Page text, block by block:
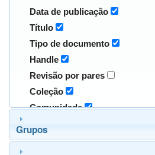
Data de publicação
Título
Tipo de documento
Handle
Revisão por pares
Coleção
Comunidade
Grupos